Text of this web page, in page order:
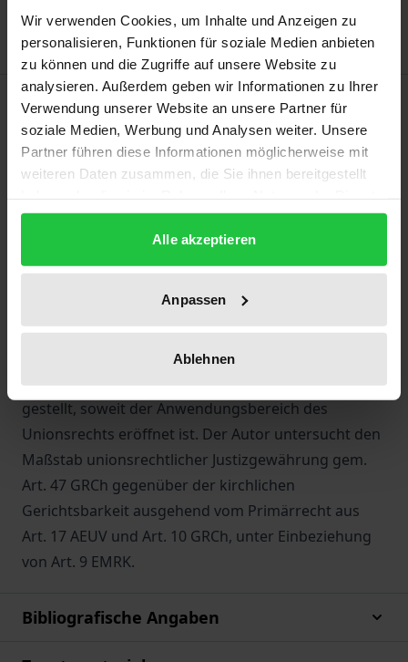
Wir verwenden Cookies, um Inhalte und Anzeigen zu
personalisieren, Funktionen für soziale Medien anbieten
zu können und die Zugriffe auf unsere Website zu
analysieren. Außerdem geben wir Informationen zu Ihrer
Verwendung unserer Website an unsere Partner für
soziale Medien, Werbung und Analysen weiter. Unsere
Partner führen diese Informationen möglicherweise mit
weiteren Daten zusammen, die Sie ihnen bereitgestellt
gesammelt haben.
Alle akzeptieren
Anpassen
Ablehnen
Beschreibung
Dort wo die Kirchen ihre internen
Rechtsstreitigkeiten einer eigenen kirchlichen
Gerichte bei der Nachkontrolle in äußerster
des deutschen Religionsverfassungsrechts, wie sie
in der deutschen Rechtsprechung anerkannt ist,
wird durch die Entscheidungen des EuGH zum sog.
Chefarztfall („IR“) sowie „Egenberger“ in Frage
gestellt, soweit der Anwendungsbereich des
Unionsrechts eröffnet ist. Der Autor untersucht den
Maßstab unionsrechtlicher Justizgewährung gem.
Art. 47 GRCh gegenüber der kirchlichen
Gerichtsbarkeit ausgehend vom Primärrecht aus
Art. 17 AEUV und Art. 10 GRCh, unter Einbeziehung
von Art. 9 EMRK.
Bibliografische Angaben